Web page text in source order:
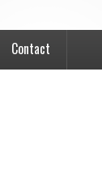
Contact